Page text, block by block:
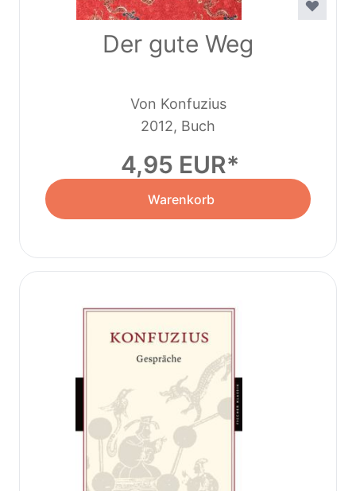
Der gute Weg
Von Konfuzius
2012, Buch
4,95 EUR
Warenkorb